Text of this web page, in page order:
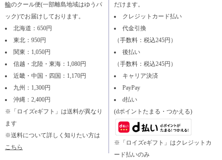
輸のクール便(一部離島地域はゆうパ
ック)でお届けしております。
北海道：650円
東北：950円
関東：1,050円
信越・北陸・東海：1,080円
近畿・中国・四国：1,170円
九州：1,300円
沖縄：2,400円
※「ロイズeギフト」は送料が異なり
ます
※送料について詳しく知りたい方は
こちら
だけます。
クレジットカード払い
代金引換
（手数料：税込245円）
後払い
（手数料：税込245円）
キャリア決済
PayPay
d払い
(dポイントたまる・つかえる)
※「ロイズeギフト」はクレジットカ
ード払いのみ